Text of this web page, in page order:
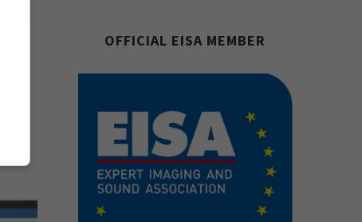
OFFICIAL EISA MEMBER